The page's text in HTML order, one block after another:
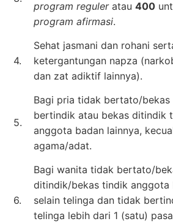
program reguleratau 400
program afirmasi.
4.
Sehat jasmani dan rohani
ketergantungan napza
dan zat adiktif lainnya).
5.
Bagi pria tidak bertato/
bertindik atau bekas ditindik
anggota badan lainnya,
agama/adat.
6.
Bagi wanita tidak bertato/
ditindik/bekas tindik anggota
selain telinga dan tidak
telinga lebih dari 1 (satu)